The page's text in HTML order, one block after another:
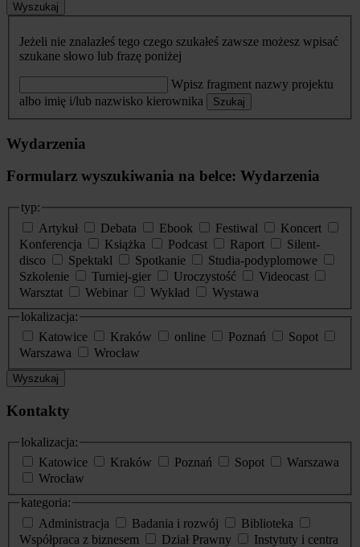
Wyszukaj
Jeżeli nie znalazłeś tego czego szukałeś zawsze możesz wpisać
szukane słowo lub frazę poniżej
Wpisz fragment nazwy projektu
albo imię i/lub nazwisko kierownika
Szukaj
Wydarzenia
Formularz wyszukiwania na belce: Wydarzenia
typ:
Artykuł
Debata Ebook Festiwal
Koncert
Konferencja
Książka Podcast Raport
Silent-
disco
Spektakl Spotkanie
Studia-podyplomowe
Szkolenie
Turniej-gier Uroczystość
Videocast
Warsztat
Webinar Wykład
Wystawa
lokalizacja:
Katowice
Kraków online Poznań
Sopot
Warszawa
Wrocław
Wyszukaj
Kontakty
lokalizacja:
Katowice
Kraków Poznań Sopot
Warszawa
Wrocław
kategoria:
Administracja
Badania i rozwój
Biblioteka
Współpraca z biznesem
Dział Prawny
Instytuty i centra